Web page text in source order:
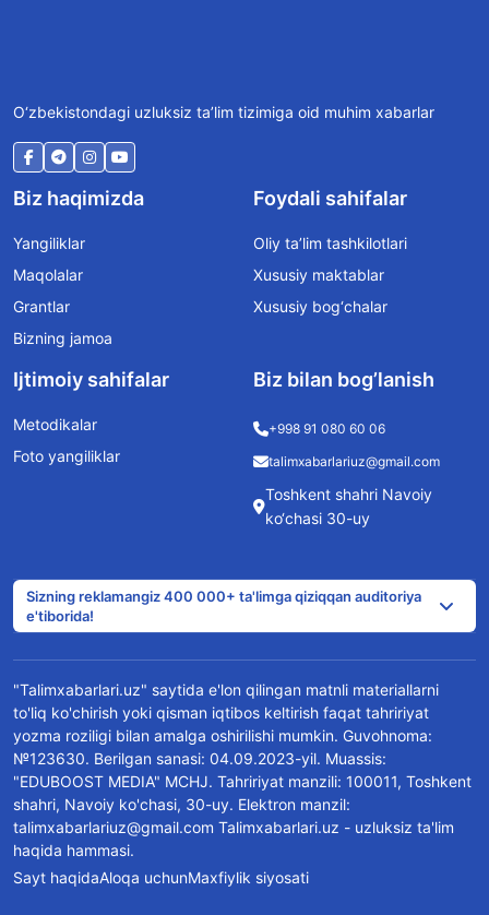
O‘zbekistondagi uzluksiz ta’lim tizimiga oid muhim xabarlar
Biz haqimizda
Yangiliklar
Maqolalar
Grantlar
Bizning jamoa
Foydali sahifalar
Oliy ta’lim tashkilotlari
Xususiy maktablar
Xususiy bog‘chalar
Ijtimoiy sahifalar
Metodikalar
Foto yangiliklar
Biz bilan bog’lanish
+998 91 080 60 06
talimxabarlariuz@gmail.com
Toshkent shahri Navoiy
ko‘chasi 30-uy
Sizning reklamangiz 400 000+ ta'limga qiziqqan auditoriya
e'tiborida!
"Talimxabarlari.uz" saytida e'lon qilingan matnli materiallarni
to'liq ko'chirish yoki qisman iqtibos keltirish faqat tahririyat
yozma roziligi bilan amalga oshirilishi mumkin. Guvohnoma:
№123630. Berilgan sanasi: 04.09.2023-yil. Muassis:
"EDUBOOST MEDIA" MCHJ. Tahririyat manzili: 100011, Toshkent
shahri, Navoiy ko'chasi, 30-uy. Elektron manzil:
talimxabarlariuz@gmail.com Talimxabarlari.uz - uzluksiz ta'lim
haqida hammasi.
Sayt haqidaAloqa uchunMaxfiylik siyosati